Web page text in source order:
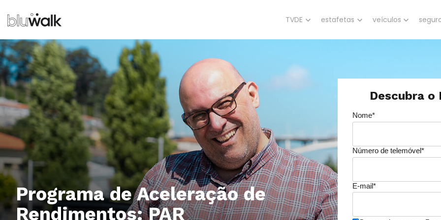
Show submenu for TVDE
TVDE Show submenu for estafetas
estafetas Show submenu for
veículos Show
Programa de Aceleração de
Rendimentos: PAR
Descubra o
Nome*
Número de telemóvel*
E-mail*